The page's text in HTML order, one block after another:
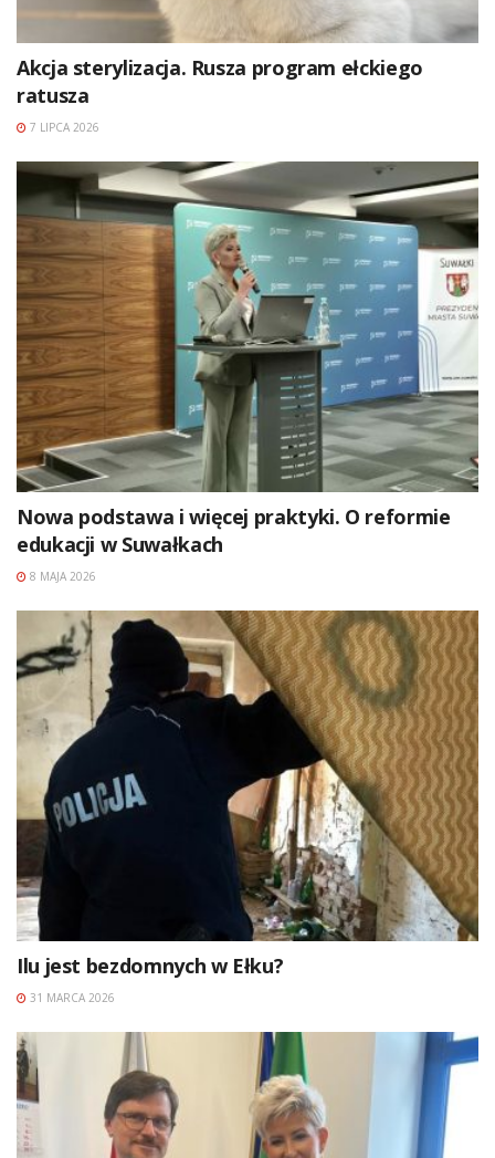
Akcja sterylizacja. Rusza program ełckiego
ratusza
7 LIPCA 2026
Nowa podstawa i więcej praktyki. O reformie
edukacji w Suwałkach
8 MAJA 2026
Ilu jest bezdomnych w Ełku?
31 MARCA 2026